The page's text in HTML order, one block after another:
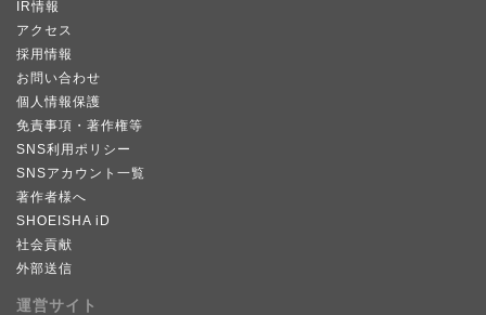
IR情報
アクセス
採用情報
お問い合わせ
個人情報保護
免責事項・著作権等
SNS利用ポリシー
SNSアカウント一覧
著作者様へ
SHOEISHA iD
社会貢献
外部送信
運営サイト